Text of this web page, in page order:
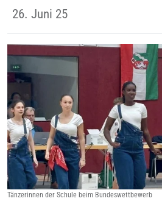
26. Juni 25
Tänzerinnen der Schule beim Bundeswettbewerb